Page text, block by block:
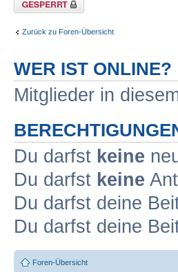
Zurück zu Foren-Übersicht
WER IST ONLINE?
Mitglieder in
Du darfst keine
Du darfst keine
Du darfst deine
Du darfst deine
Foren-Übersicht